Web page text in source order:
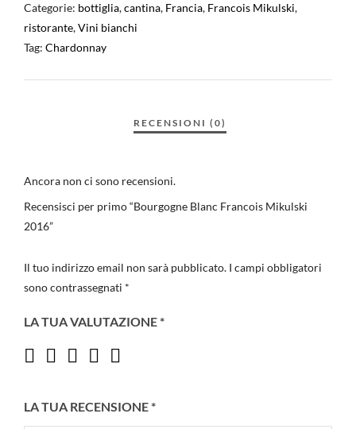
Categorie: bottiglia,cantina, Francia, Francois Mikulski,
ristorante,Vini bianchi
Tag: Chardonnay
Ancora non ci sono recensioni.
Recensisci per primo “Bourgogne Blanc Francois Mikulski
2016”
Il tuo indirizzo email non sarà pubblicato. I campi obbligatori
sono contrassegnati *
LA TUA VALUTAZIONE*
LA TUA RECENSIONE*